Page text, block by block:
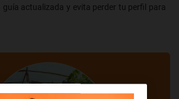
guía actualizada y evita perder tu perfil para